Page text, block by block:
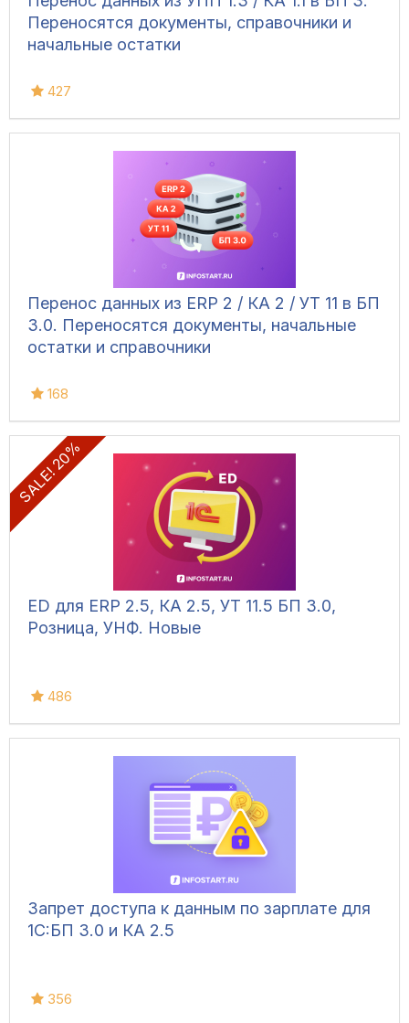
Переносятся документы, справочники и
начальные остатки
427
Перенос данных из ERP 2 / КА 2 / УТ 11 в БП
3.0. Переносятся документы, начальные
остатки и справочники
168
SALE! 20%
ED для ERP 2.5, КА 2.5, УТ 11.5 БП 3.0,
Розница, УНФ. Новые
486
Запрет доступа к данным по зарплате для
1C:БП 3.0 и КА 2.5
356